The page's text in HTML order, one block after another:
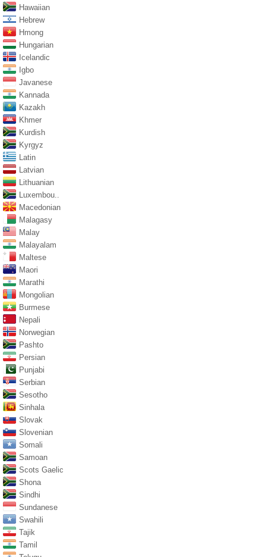
Hawaiian
Hebrew
Hmong
Hungarian
Icelandic
Igbo
Javanese
Kannada
Kazakh
Khmer
Kurdish
Kyrgyz
Latin
Latvian
Lithuanian
Luxembou..
Macedonian
Malagasy
Malay
Malayalam
Maltese
Maori
Marathi
Mongolian
Burmese
Nepali
Norwegian
Pashto
Persian
Punjabi
Serbian
Sesotho
Sinhala
Slovak
Slovenian
Somali
Samoan
Scots Gaelic
Shona
Sindhi
Sundanese
Swahili
Tajik
Tamil